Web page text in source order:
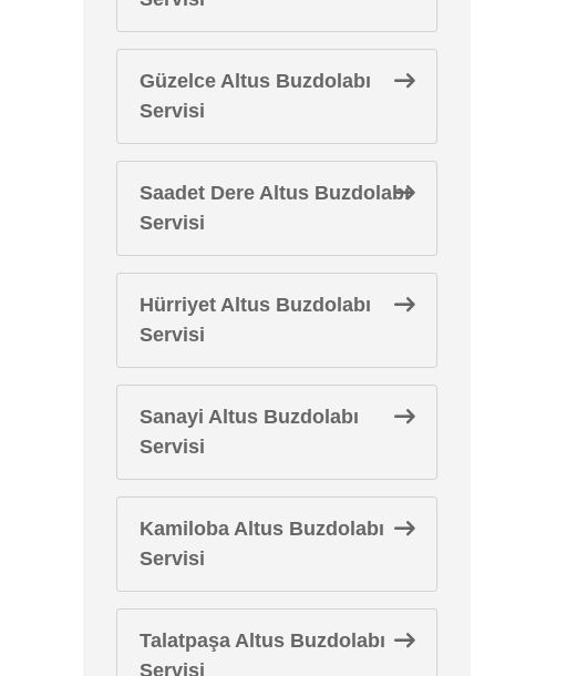
Güzelce Altus Buzdolabı
Servisi
Saadet Dere Altus Buzdolabı
Servisi
Hürriyet Altus Buzdolabı
Servisi
Sanayi Altus Buzdolabı
Servisi
Kamiloba Altus Buzdolabı
Servisi
Talatpaşa Altus Buzdolabı
Servisi